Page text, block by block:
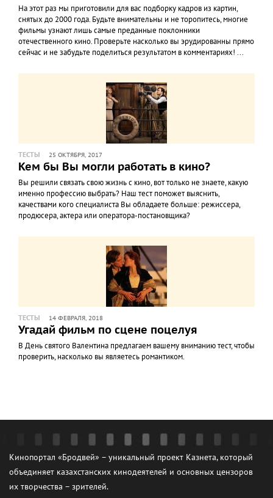
На этот раз мы приготовили для вас подборку кадров из картин,
снятых до 2000 года. Будьте внимательны и не торопитесь, многие
фильмы узнают лишь самые преданные поклонники
отечественного кино. Проверьте насколько вы эрудированны прямо
сейчас и не забудьте поделиться результатом в комментариях! ...
ТЕСТЫ 25 ОКТЯБРЯ, 2017
Кем бы Вы могли работать в кино?
Вы решили связать свою жизнь с кино, вот только не знаете, какую
именно профессию выбрать? Наш тест поможет выяснить,
качествами кого специалиста Вы обладаете больше: режиссера,
продюсера, актера или оператора-постановщика?
ТЕСТЫ 14 ФЕВРАЛЯ, 2018
Угадай фильм по сцене поцелуя
В День святого Валентина предлагаем вашему вниманию тест, чтобы
проверить, насколько вы являетесь романтиком.
Кинопортал «Бродвей» – уникальный проект Казнета, который
объединяет казахстанских кинодеятелей и основных цензоров
их творчества – зрителей.